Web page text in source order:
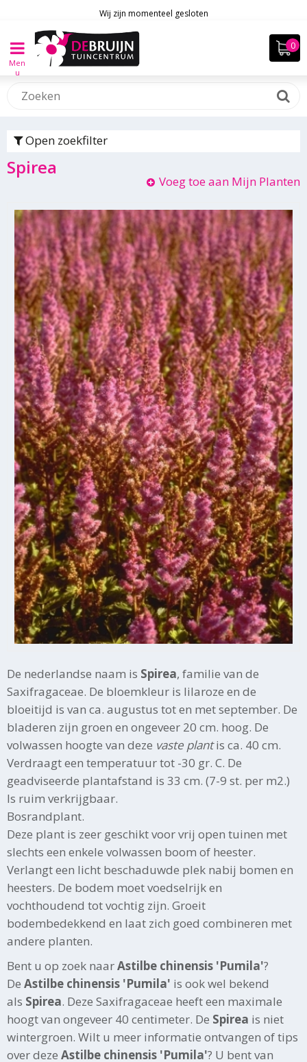
Men
u
Wij zijn momenteel gesloten
Open zoekfilter
Spirea
Voeg toe aan Mijn Planten
De nederlandse naam is Spirea, familie van de
Saxifragaceae. De bloemkleur is lilaroze en de
bloeitijd is van ca. augustus tot en met september. De
bladeren zijn groen en ongeveer 20 cm. hoog. De
volwassen hoogte van deze vaste plantis ca. 40 cm.
Verdraagt een temperatuur tot -30 gr. C. De
geadviseerde plantafstand is 33 cm. (7-9 st. per m2.)
Is ruim verkrijgbaar.
Bosrandplant.
Deze plant is zeer geschikt voor vrij open tuinen met
slechts een enkele volwassen boom of heester.
Verlangt een licht beschaduwde plek nabij bomen en
heesters. De bodem moet voedselrijk en
vochthoudend tot vochtig zijn. Groeit
bodembedekkend en laat zich goed combineren met
andere planten.
Bent u op zoek naarAstilbe chinensis 'Pumila'?
De Astilbe chinensis 'Pumila' is ook wel bekend
als Spirea. Deze Saxifragaceae heeft een maximale
hoogt van ongeveer 40 centimeter. De Spirea is niet
wintergroen. Wilt u meer informatie ontvangen of tips
over deze Astilbe chinensis 'Pumila'? U bent van